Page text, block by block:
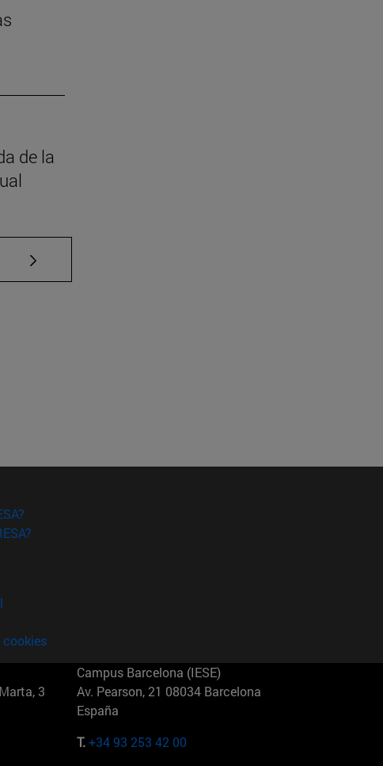
de la
TAB para desplazarse.
cookies
3
Campus Barcelona (IESE)
Av. Pearson, 21 08034 Barcelona
España
T.+34 93 253 42 00